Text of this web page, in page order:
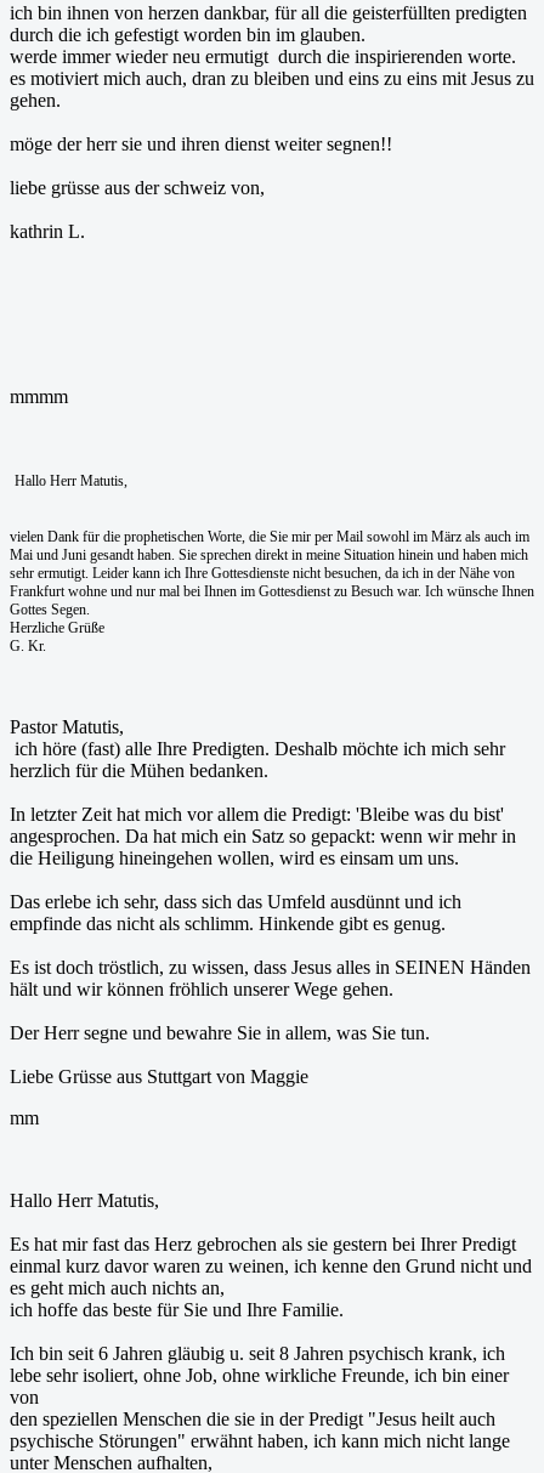
ich bin ihnen von herzen dankbar, für all die geisterfüllten predigten
durch die ich gefestigt worden bin im glauben.
werde immer wieder neu ermutigt durch die inspirierenden worte.
es motiviert mich auch, dran zu bleiben und eins zu eins mit Jesus zu
gehen.
möge der herr sie und ihren dienst weiter segnen!!
liebe grüsse aus der schweiz von,
kathrin L.
mmmm
Hallo Herr Matutis,
vielen Dank für die prophetischen Worte, die Sie mir per Mail sowohl im März als auch im
Mai und Juni gesandt haben. Sie sprechen direkt in meine Situation hinein und haben mich
sehr ermutigt. Leider kann ich Ihre Gottesdienste nicht besuchen, da ich in der Nähe von
Frankfurt wohne und nur mal bei Ihnen im Gottesdienst zu Besuch war. Ich wünsche Ihnen
Gottes Segen.
Herzliche Grüße
G. Kr.
Pastor Matutis,
ich höre (fast) alle Ihre Predigten. Deshalb möchte ich mich sehr
herzlich für die Mühen bedanken.
In letzter Zeit hat mich vor allem die Predigt: 'Bleibe was du bist'
angesprochen. Da hat mich ein Satz so gepackt: wenn wir mehr in
die Heiligung hineingehen wollen, wird es einsam um uns.
Das erlebe ich sehr, dass sich das Umfeld ausdünnt und ich
empfinde das nicht als schlimm. Hinkende gibt es genug.
Es ist doch tröstlich, zu wissen, dass Jesus alles in SEINEN Händen
hält und wir können fröhlich unserer Wege gehen.
Der Herr segne und bewahre Sie in allem, was Sie tun.
Liebe Grüsse aus Stuttgart von Maggie
mm
Hallo Herr Matutis,
Es hat mir fast das Herz gebrochen als sie gestern bei Ihrer Predigt
einmal kurz davor waren zu weinen, ich kenne den Grund nicht und
es geht mich auch nichts an,
ich hoffe das beste für Sie und Ihre Familie.
Ich bin seit 6 Jahren gläubig u. seit 8 Jahren psychisch krank, ich
lebe sehr isoliert, ohne Job, ohne wirkliche Freunde, ich bin einer
von
den speziellen Menschen die sie in der Predigt "Jesus heilt auch
psychische Störungen" erwähnt haben, ich kann mich nicht lange
unter Menschen aufhalten,